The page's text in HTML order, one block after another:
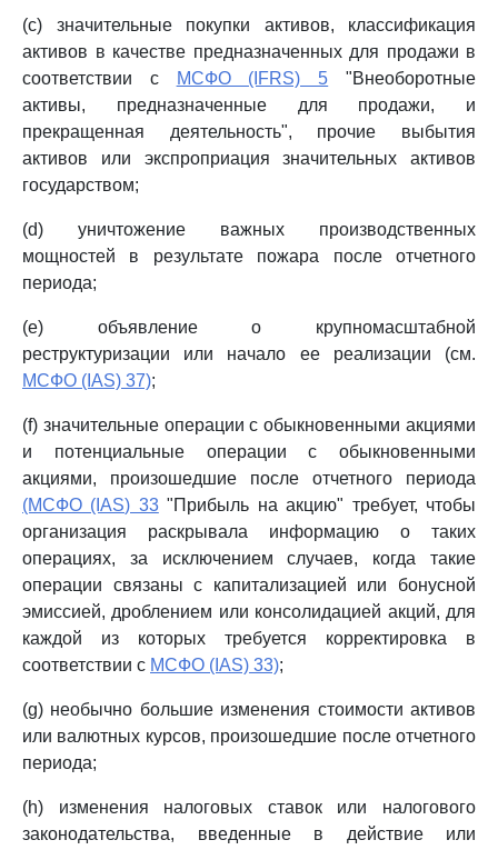
(c) значительные покупки активов, классификация
активов в качестве предназначенных для продажи в
соответствии с
МСФО (IFRS) 5 "Внеоборотные
активы, предназначенные для продажи, и
прекращенная деятельность", прочие выбытия
активов или экспроприация значительных активов
государством;
(d) уничтожение важных производственных
мощностей в результате пожара после отчетного
периода;
(e) объявление о крупномасштабной
реструктуризации или начало ее реализации (см.
МСФО (IAS) 37);
(f) значительные операции с обыкновенными акциями
и потенциальные операции с обыкновенными
акциями, произошедшие после отчетного периода
(МСФО (IAS) 33"Прибыль на акцию" требует, чтобы
организация раскрывала информацию о таких
операциях, за исключением случаев, когда такие
операции связаны с капитализацией или бонусной
эмиссией, дроблением или консолидацией акций, для
каждой из которых требуется корректировка в
соответствии с МСФО (IAS) 33);
(g) необычно большие изменения стоимости активов
или валютных курсов, произошедшие после отчетного
периода;
(h) изменения налоговых ставок или налогового
законодательства, введенные в действие или